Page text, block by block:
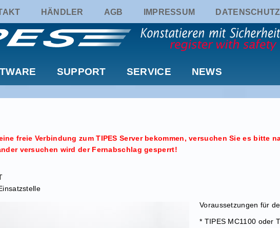
HÄNDLER AGB IMPRESSUM DATENSCHUTZ
SUPPORT SERVICE NEWS
freie Verbindung zum TIPES Server bekommen, versuchen Sie es bitte
versuchen wird der Fernabschlag gesperrt!
Voraussetzungen für
* TIPES MC1100 oder